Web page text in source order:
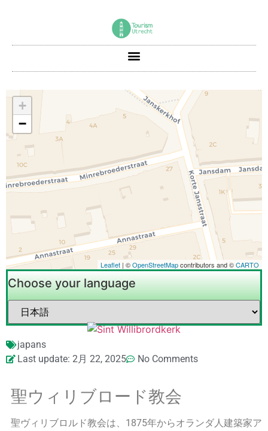
Travelers' Map is loading...
If you see this after your page is loaded
completely, leafletJS files are missing.
+
−
Leaflet | ©OpenStreetMapcontributors and ©CARTO
Choose your language
japans
Last update: 2月 22, 2025
No Comments
聖ウィリブロード教会
聖ヴィリブロルド教会は、1875年からオランダ人建築家ア